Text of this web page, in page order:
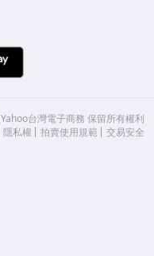
Yahoo台灣電子商務 保留所有權利
隱私權 拍賣使用規範 交易安全